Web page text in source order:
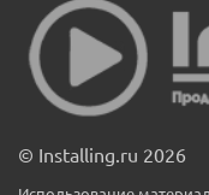
© Installing.ru 2026